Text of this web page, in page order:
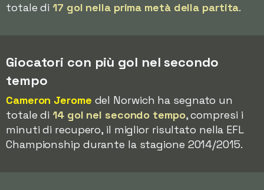
totale di17 gol nella prima metà della partita.
Giocatori con più gol nel secondo
tempo
Cameron Jerome del Norwich ha segnato un
totale di14 gol nel secondo tempo, compresi i
minuti di recupero, il miglior risultato nella EFL
Championship durante la stagione 2014/2015.